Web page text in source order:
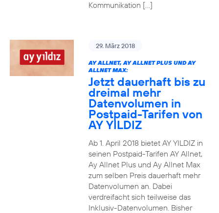
Kommunikation […]
29. März 2018
AY ALLNET, AY ALLNET PLUS UND AY
ALLNET MAX:
Jetzt dauerhaft bis zu
dreimal mehr
Datenvolumen in
Postpaid-Tarifen von
AY YILDIZ
Ab 1. April 2018 bietet AY YILDIZ in
seinen Postpaid-Tarifen AY Allnet,
Ay Allnet Plus und Ay Allnet Max
zum selben Preis dauerhaft mehr
Datenvolumen an. Dabei
verdreifacht sich teilweise das
Inklusiv-Datenvolumen. Bisher